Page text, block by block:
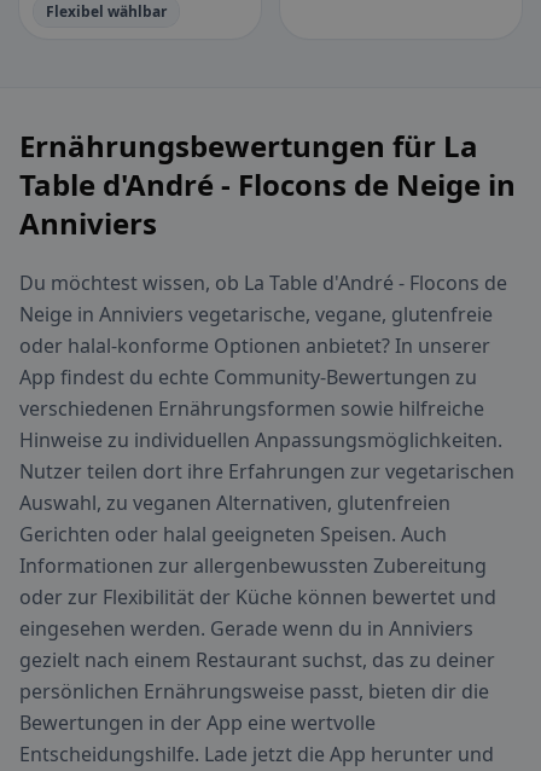
Flexibel wählbar
Ernährungsbewertungen für La
Table d'André - Flocons de Neige in
Anniviers
Du möchtest wissen, ob La Table d'André - Flocons de
Neige in Anniviers vegetarische, vegane, glutenfreie
oder halal-konforme Optionen anbietet? In unserer
App findest du echte Community-Bewertungen zu
verschiedenen Ernährungsformen sowie hilfreiche
Hinweise zu individuellen Anpassungsmöglichkeiten.
Nutzer teilen dort ihre Erfahrungen zur vegetarischen
Auswahl, zu veganen Alternativen, glutenfreien
Gerichten oder halal geeigneten Speisen. Auch
Informationen zur allergenbewussten Zubereitung
oder zur Flexibilität der Küche können bewertet und
eingesehen werden. Gerade wenn du in Anniviers
gezielt nach einem Restaurant suchst, das zu deiner
persönlichen Ernährungsweise passt, bieten dir die
Bewertungen in der App eine wertvolle
Entscheidungshilfe. Lade jetzt die App herunter und